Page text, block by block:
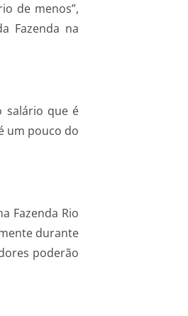
de menos”,
Fazenda na
salário que é
um pouco do
Fazenda Rio
durante
poderão